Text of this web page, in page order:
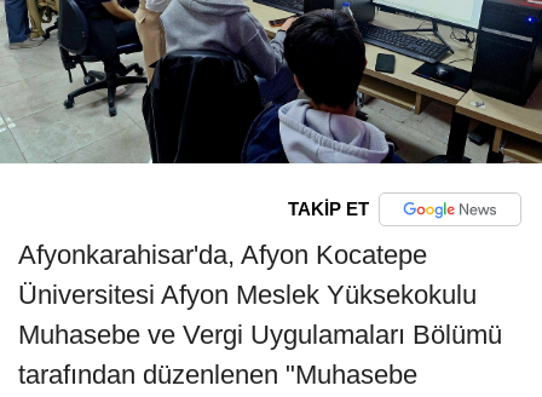
TAKİP ET
Afyonkarahisar'da, Afyon Kocatepe
Üniversitesi Afyon Meslek Yüksekokulu
Muhasebe ve Vergi Uygulamaları Bölümü
tarafından düzenlenen "Muhasebe